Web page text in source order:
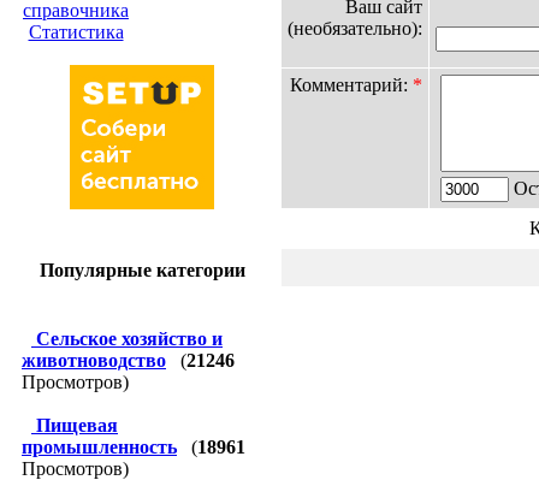
Статистика
Популярные категории
Сельское хозяйство и
животноводство
(21246
Просмотров)
Пищевая
промышленность
(18961
Просмотров)
Ваш сайт
(необязательно):
Комментарий: *